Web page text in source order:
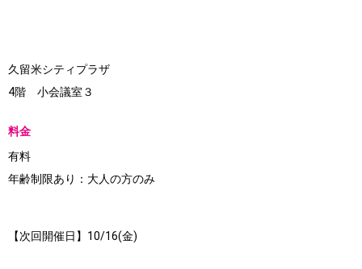
久留米シティプラザ
4階 小会議室３
料金
有料
年齢制限あり：大人の方のみ
【次回開催日】10/16(金)